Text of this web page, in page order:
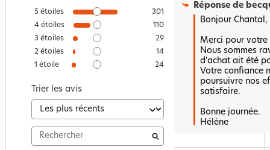
5 étoiles
301
4 étoiles
110
3 étoiles
29
2 étoiles
14
1 étoile 24
Trier les avis
Réponse de
Bonjour Chantal,
Merci pour
Nous sommes
d'achat ait été
Votre confiance
poursuivre nos
satisfaire.
Bonne journée.
Hélène